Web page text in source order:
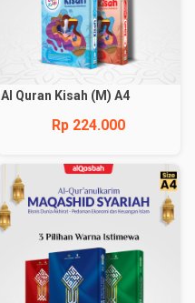
Al Quran Kisah (M) A4
Rp 224.000